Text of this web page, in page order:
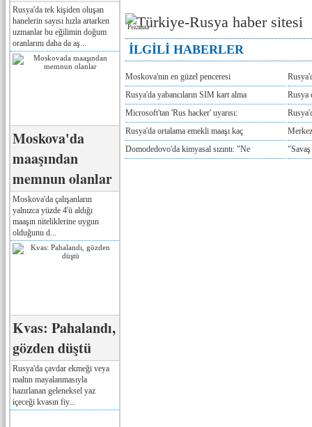
Rusya'da tek kişiden oluşan
hanelerin sayısı hızla artarken
uzmanlar bu eğilimin doğum
oranlarını daha da aş...
Moskova'da
maaşından
memnun olanlar
Moskova'da çalışanların
yalnızca yüzde 4'ü aldığı
maaşın niteliklerine uygun
olduğunu d...
Kvas: Pahalandı,
gözden düştü
Rusya'da çavdar ekmeği veya
maltın mayalanmasıyla
hazırlanan geleneksel yaz
içeceği kvasın fiy...
Реклама
İLGİLİ HABERLER
Moskova'nın en güzel penceresi
Rusya'da yabancıların SIM kart alma
Rusya
Microsoft'tan 'Rus hacker' uyarısı:
Rusya'da ortalama emekli maaşı kaç
Domodedovo'da kimyasal sızıntı: "Ne